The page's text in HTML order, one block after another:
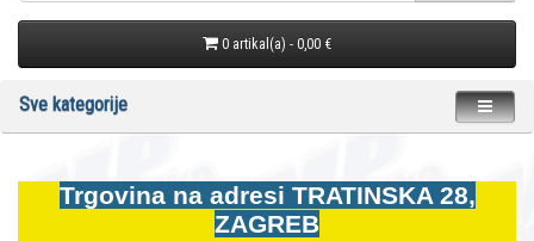
0 artikal(a) - 0,00 €
Sve kategorije
Trgovina na adresi TRATINSKA 28,
ZAGREB